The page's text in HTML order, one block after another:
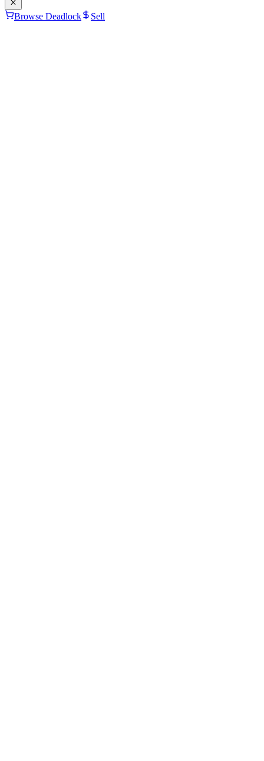
Browse Deadlock Sell